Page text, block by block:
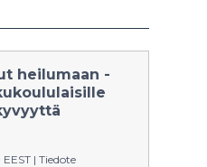
heilumaan -
| Tiedote